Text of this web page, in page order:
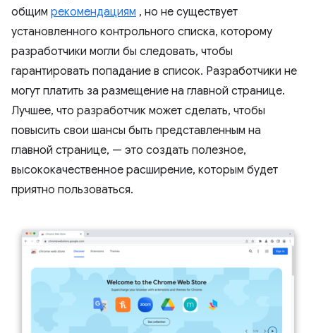
общим рекомендациям , но не существует
установленного контрольного списка, которому
разработчики могли бы следовать, чтобы
гарантировать попадание в список. Разработчики не
могут платить за размещение на главной странице.
Лучшее, что разработчик может сделать, чтобы
повысить свои шансы быть представленным на
главной странице, — это создать полезное,
высококачественное расширение, которым будет
приятно пользоваться.